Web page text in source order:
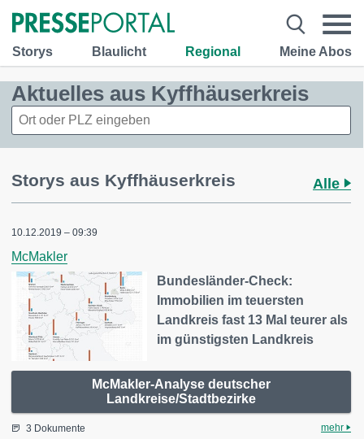
Storys Blaulicht Regional Meine Abos
Aktuelles aus Kyffhäuserkreis
Storys aus Kyffhäuserkreis Alle
10.12.2019 – 09:39
McMakler
Bundesländer-Check:
Immobilien im teuersten
Landkreis fast 13 Mal teurer als
im günstigsten Landkreis
McMakler-Analyse deutscher
Landkreise/Stadtbezirke
3 Dokumente mehr